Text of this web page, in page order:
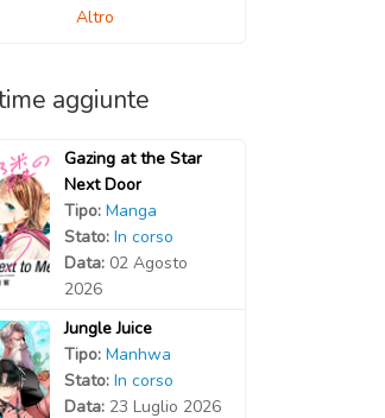
Altro
aggiunte
Gazing at the Star
Next Door
Tipo: Manga
Stato: In corso
Data: 02 Agosto
2026
Jungle Juice
Tipo: Manhwa
Stato: In corso
Data: 23 Luglio 2026